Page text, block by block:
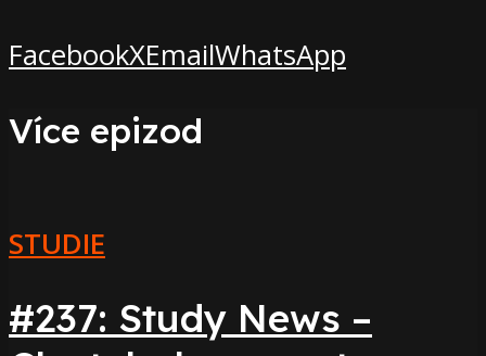
FacebookXEmailWhatsApp
Více epizod
STUDIE
#237: Study News –